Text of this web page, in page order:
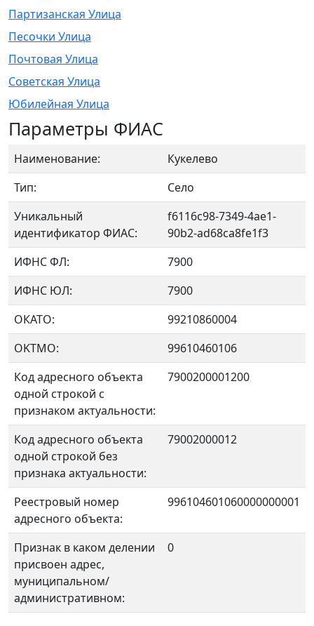
Партизанская Улица
Песочки Улица
Почтовая Улица
Советская Улица
Юбилейная Улица
Параметры ФИАС
Наименование:
Кукелево
Тип:
Село
Уникальный
идентификатор ФИАС:
f6116c98-7349-4ae1-
90b2-ad68ca8fe1f3
ИФНС ФЛ:
7900
ИФНС ЮЛ:
7900
ОКАТО:
99210860004
OKTMO:
99610460106
Код адресного объекта
одной строкой с
признаком актуальности:
7900200001200
Код адресного объекта
одной строкой без
признака актуальности:
79002000012
Реестровый номер
адресного объекта:
996104601060000000001
Признак в каком делении
присвоен адрес,
муниципальном/
административном:
0